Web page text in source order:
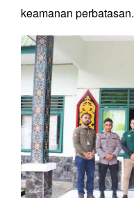
keamanan perbatasan.